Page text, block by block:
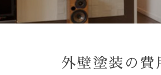
外壁塗装の費